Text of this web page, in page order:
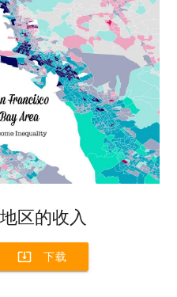
区的收入
system_update_alt 下载